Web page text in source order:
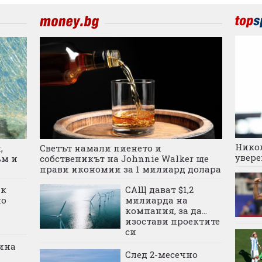
и
Светът намали пиенето и
собственикът на Johnnie Walker ще
прави икономии за 1 милиард долара
САЩ дават $1,2
милиарда на
компания, за да...
изостави проектите
си
След 2-месечно